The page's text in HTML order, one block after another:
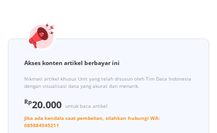
Akses konten artikel berbayar ini
Nikmati artikel khusus Unit yang telah disusun oleh Tim Data Indonesia
dengan visualisasi data yang akurat dan menarik.
Rp20.000
untuk baca artikel
Jika ada kendala saat pembelian, silahkan hubungi WA:
085884545211